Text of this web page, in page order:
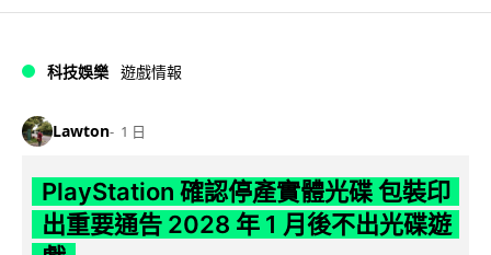
科技娛樂 遊戲情報
Lawton 1 日
PlayStation 確認停產實體光碟 包裝印
出重要通告 2028 年 1 月後不出光碟遊